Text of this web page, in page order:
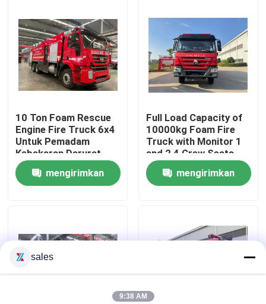
Tentang kami
Tur Pabrik
Hubungi kami
Permintaan Penawaran
Truk Pemadam Busa
Truk Pemadam Kebakaran Serbuk Kering
10 Ton Foam Rescue
Engine Fire Truck 6x4
Untuk Pemadam
Kebakaran Darurat
mengirimkan
Full Load Capacity of
10000kg Foam Fire
Truck with Monitor 1
and 2 4 Crew Seats
mengirimkan
sales
9:38 AM